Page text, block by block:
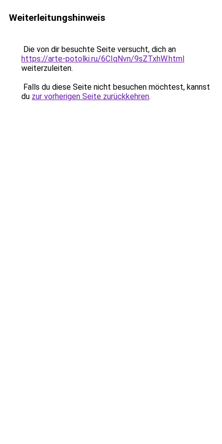
Weiterleitungshinweis
Die von dir besuchte Seite versucht, dich an
https://arte-potolki.ru/6CIqNvn/9sZTxhW.html
weiterzuleiten.
Falls du diese Seite nicht besuchen möchtest, kannst
du zur vorherigen Seite zurückkehren.